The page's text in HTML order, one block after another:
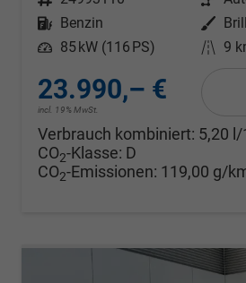
Kraftstoff
Benzin Außenfarbe
Leistung 85 kW (116 PS) Kilometerstand 9
23.990,– €
incl. 19% MwSt.
Verbrauch kombiniert: 5,20
CO2-Klasse: D
CO2-Emissionen: 119,00 g/